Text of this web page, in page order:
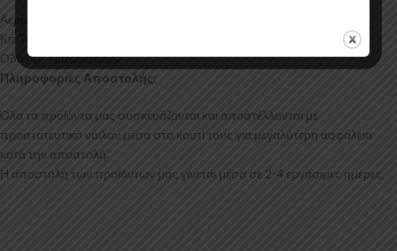
Αεροτομή Οροφής Fiat Cinquecento
Κιτ Τοποθέτησης
Οδηγίες Τοποθέτησης
Πληροφορίες Αποστολής:
Όλα τα προϊόντα μας συσκευάζονται και αποστέλλονται με
προστατευτικό νάιλον μέσα στο κουτί τους για μεγαλύτερη ασφάλεια
κατά την αποστολή.
Η αποστολή των προϊόντων μας γίνεται μέσα σε 2-4 εργάσιμες ημέρες.